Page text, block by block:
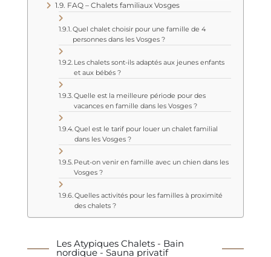
FAQ – Chalets familiaux Vosges
Quel chalet choisir pour une famille de 4
personnes dans les Vosges ?
Les chalets sont-ils adaptés aux jeunes enfants
et aux bébés ?
Quelle est la meilleure période pour des
vacances en famille dans les Vosges ?
Quel est le tarif pour louer un chalet familial
dans les Vosges ?
Peut-on venir en famille avec un chien dans les
Vosges ?
Quelles activités pour les familles à proximité
des chalets ?
Les Atypiques Chalets - Bain
nordique - Sauna privatif